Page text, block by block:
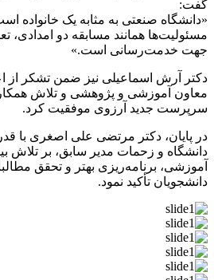
گفت:
«دانشگاه صنعتی به مثابه یک خانواده
مسئولیت‌ها همانند مسابقه دو
جهت خدمت‌رسانی است.»
دکتر آرش اسماعیلی نیز ضمن تشکر از
معاون آموزشی و پژوهشی و تلاش
سرپرست جدید آرزوی موفقیت کرد.
در پایان، دکتر مرتضی علی اصغری با
دانشگاه و زحمات مدیر سابق، بر تلاش
آموزشی، برنامه‌ریزی بهتر و تحقق
دانشجویان تأکید نمود.